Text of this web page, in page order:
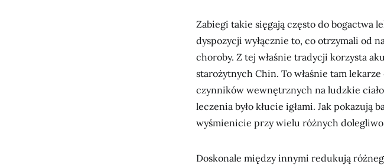
Zabiegi takie sięgają często do bogactwa
dyspozycji wyłącznie to, co otrzymali od
choroby. Z tej właśnie tradycji korzysta
starożytnych Chin. To właśnie tam
czynników wewnętrznych na ludzkie
leczenia było kłucie igłami. Jak pokazują
wyśmienicie przy wielu różnych
Doskonale między innymi redukują